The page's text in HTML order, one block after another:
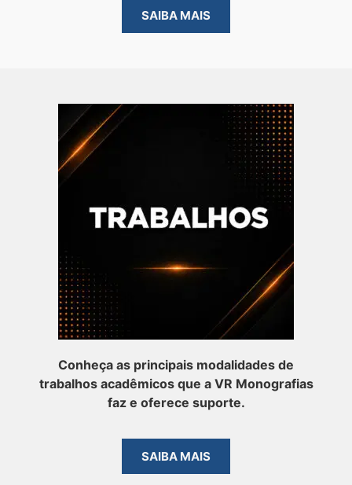
SAIBA MAIS
Conheça as principais modalidades de
trabalhos acadêmicos que a VR Monografias
faz e oferece suporte.
SAIBA MAIS